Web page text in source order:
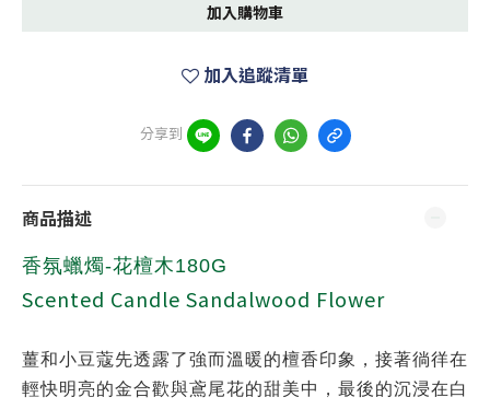
加入購物車
加入追蹤清單
分享到
商品描述
香氛蠟燭-花檀木180G
Scented Candle Sandalwood Flower
薑和小豆蔻先透露了強而溫暖的檀香印象，接著徜徉在
輕快明亮的金合歡與鳶尾花的甜美中，最後的沉浸在白